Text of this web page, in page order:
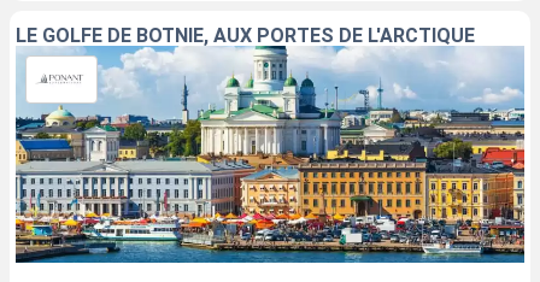
LE GOLFE DE BOTNIE, AUX PORTES DE L'ARCTIQUE